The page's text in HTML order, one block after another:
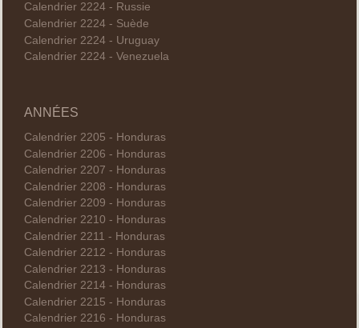
Calendrier 2224 - Russie
Calendrier 2224 - Suède
Calendrier 2224 - Uruguay
Calendrier 2224 - Venezuela
ANNÉES
Calendrier 2205 - Honduras
Calendrier 2206 - Honduras
Calendrier 2207 - Honduras
Calendrier 2208 - Honduras
Calendrier 2209 - Honduras
Calendrier 2210 - Honduras
Calendrier 2211 - Honduras
Calendrier 2212 - Honduras
Calendrier 2213 - Honduras
Calendrier 2214 - Honduras
Calendrier 2215 - Honduras
Calendrier 2216 - Honduras